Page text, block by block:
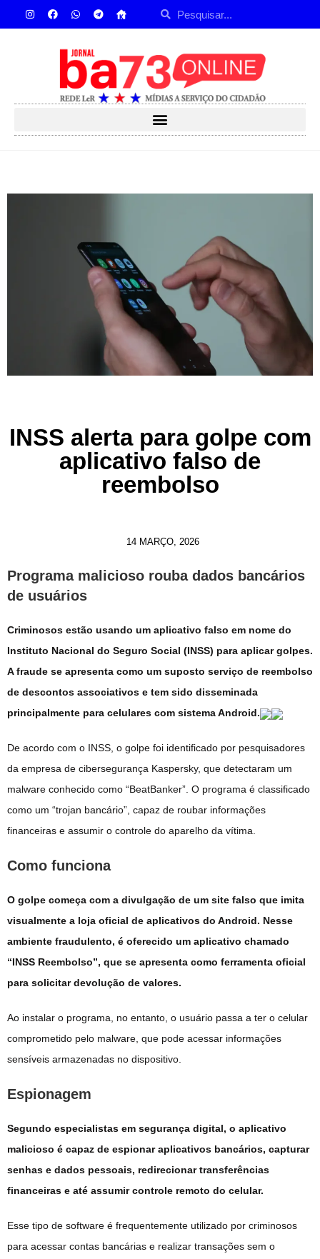
INSS alerta para golpe com
aplicativo falso de
reembolso
14 MARÇO, 2026
Programa malicioso rouba dados bancários
de usuários
Criminosos estão usando um aplicativo falso em nome do
Instituto Nacional do Seguro Social (INSS) para aplicar golpes.
A fraude se apresenta como um suposto serviço de reembolso
de descontos associativos e tem sido disseminada
principalmente para celulares com sistema Android.
De acordo com o INSS, o golpe foi identificado por pesquisadores
da empresa de cibersegurança Kaspersky, que detectaram um
malware conhecido como “BeatBanker”. O programa é classificado
como um “trojan bancário”, capaz de roubar informações
financeiras e assumir o controle do aparelho da vítima.
Como funciona
O golpe começa com a divulgação de um site falso que imita
visualmente a loja oficial de aplicativos do Android. Nesse
ambiente fraudulento, é oferecido um aplicativo chamado
“INSS Reembolso”, que se apresenta como ferramenta oficial
para solicitar devolução de valores.
Ao instalar o programa, no entanto, o usuário passa a ter o celular
comprometido pelo malware, que pode acessar informações
sensíveis armazenadas no dispositivo.
Espionagem
Segundo especialistas em segurança digital, o aplicativo
malicioso é capaz de espionar aplicativos bancários, capturar
senhas e dados pessoais, redirecionar transferências
financeiras e até assumir controle remoto do celular.
Esse tipo de software é frequentemente utilizado por criminosos
para acessar contas bancárias e realizar transações sem o